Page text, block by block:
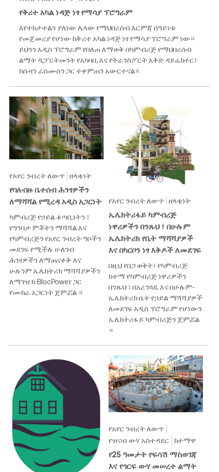
የቅሪተ አካል ነዳጅ ነፃ የማሳያ ፕሮግራም
እየተከታተልን ያለነው ሌላው የማህበረሰብ እርምጃ በዓይነቱ
የመጀመሪያ የሆነው ከቅሪተ አካል ነዳጅ ነፃ የማሳያ ፕሮግራም ነው።
ይህንን አዲስ ፕሮግራም የበለጠ ለማወቅ በካምብሪጅ የማህበረሰብ
ልማት ዲፓርትመንት የአካባቢ እና የትራንስፖርት እቅድ ዳይሬክተር፣
ከሱዛን ራስሙሰን ጋር ተቀምጠን አውርተናል።
የአየር ንብረት ለውጥ ዘላቂነት
የባለብዙ ቤተሰብ ሕንፃዎችን
ለማሻሻል የሚረዳ አዲስ አጋርነት
ካምብሪጅ የኃይል ቆጣቢነትን ፣
የግንባታ ምቾትን ማሻሻል እና
የካምብሪጅን የአየር ንብረት ግቦችን
መደገፍ የሚችሉ ሁለገብ
ሕንፃዎችን ለማጠናቀቅ እና
ሁሉንም ኤሌክትሪክ ማሻሻያዎችን
ለማገዝ ከ BlocPower ጋር
የሙከራ አጋርነት ጀምሯል ።
የአየር ንብረት ለውጥ ዘላቂነት
ኤሌክትሪፋይ ካምብሪጅ
ነዋሪዎችን በንጹህ ፣ በሁሉም
ኤሌክትሪክ የቤት ማሻሻያዎች
እና በካርቦን ነፃ እቅዶች ለመደገፍ
በዚህ የበጋ ወቅት፣ የካምብሪጅ
ከተማ የካምብሪጅ ነዋሪዎችን
በንጹህ ፣ በአረንጓዴ እና በሁሉም-
ኤሌክትሪክ ቤት የኃይል ማሻሻያዎች
ለመደገፍ አዲስ ፕሮግራም የሆነውን
ኤሌክትሪፋይ ካምብሪጅን ጀምሯል
።
የአየር ንብረት ለውጥ
የዝናብ ውሃ አስተዳደር
ከተማዋ
የ25 ዓመታት የፍሳሽ ማስወገጃ
እና የጎርፍ ውሃ መሠረተ ልማት